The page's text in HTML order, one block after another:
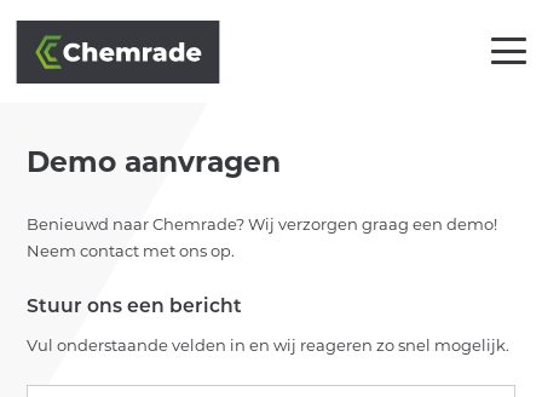
Demo aanvragen
Benieuwd naar Chemrade? Wij verzorgen graag een demo!
Neem contact met ons op.
Stuur ons een bericht
Vul onderstaande velden in en wij reageren zo snel mogelijk.
OPLOSSINGEN
AANPAK